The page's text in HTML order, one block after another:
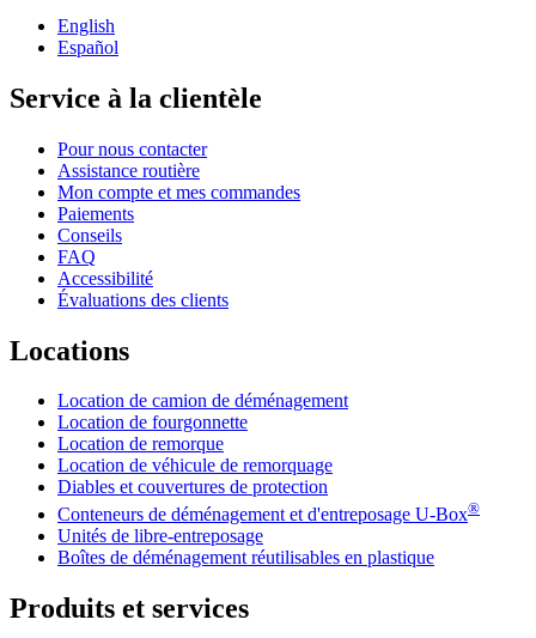
English
Español
Service à la clientèle
Pour nous contacter
Assistance routière
Mon compte et mes commandes
Paiements
Conseils
FAQ
Accessibilité
Évaluations des clients
Locations
Location de camion de déménagement
Location de fourgonnette
Location de remorque
Location de véhicule de remorquage
Diables et couvertures de protection
Conteneurs de déménagement et d'entreposage U-Box®
Unités de libre-entreposage
Boîtes de déménagement réutilisables en plastique
Produits et services